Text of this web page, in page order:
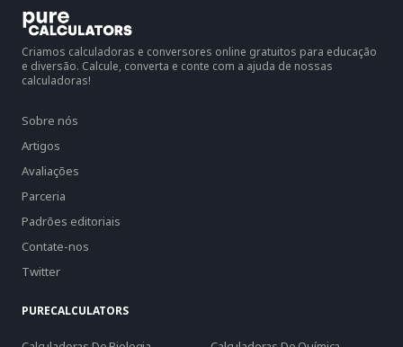
Criamos calculadoras e conversores online gratuitos para educação
e diversão. Calcule, converta e conte com a ajuda de nossas
calculadoras!
Sobre nós
Artigos
Avaliações
Parceria
Padrões editoriais
Contate-nos
Twitter
PURECALCULATORS